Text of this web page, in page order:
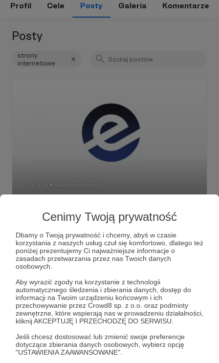
Cenimy Twoją prywatność
Dbamy o Twoją prywatność i chcemy, abyś w czasie
korzystania z naszych usług czuł się komfortowo, dlatego też
poniżej prezentujemy Ci najważniejsze informacje o
zasadach przetwarzania przez nas Twoich danych
osobowych.
Aby wyrazić zgody na korzystanie z technologii
automatycznego śledzenia i zbierania danych, dostęp do
informacji na Twoim urządzeniu końcowym i ich
przechowywanie przez Crowd8 sp. z o.o. oraz podmioty
zewnętrzne, które wspierają nas w prowadzeniu działalności,
kliknij AKCEPTUJĘ I PRZECHODZĘ DO SERWISU.
Jeśli chcesz dostosować lub zmienić swoje preferencje
dotyczące zbierania danych osobowych, wybierz opcję
"USTAWIENIA ZAAWANSOWANE".
Profil Cele Posty Galeria Komentarze
Posty
strony
internetowe
20.07.2021 ● Brak komentarzy
dostępna!
pomyślnie i wróciliśmy na Ziemię. Czas opuścić kosmos
możliwości i powrócić z nową energią. Witam Was
wszystkich bardzo serdecznie na nowej wersji mojego
portfolio! Weźcie coś zimnego do picia i sprawdźcie, co
dla Was przygotowałem!
exxan grafika komputerowa grafika +7